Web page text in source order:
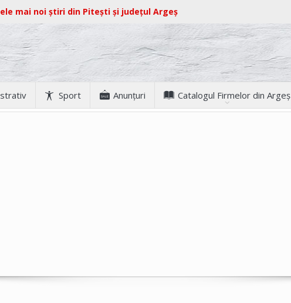
mai noi știri din Pitești și județul Argeș
Sport Anunţuri Catalogul Firmelor din Argeș